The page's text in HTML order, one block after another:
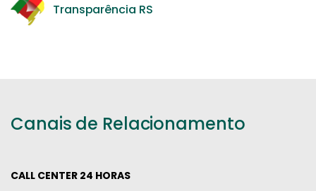
Transparência RS
Canais de Relacionamento
CALL CENTER 24 HORAS